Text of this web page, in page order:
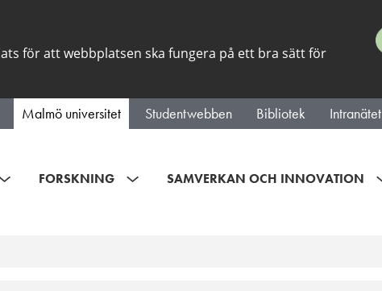
för att webbplatsen ska fungera på ett bra sätt för
Malmö universitet Studentwebben Bibliotek Intranätet
FORSKNING SAMVERKAN OCH INNOVATION